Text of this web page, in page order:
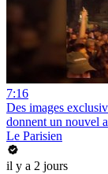
7:16
Des images
donnent un nouvel
Le Parisien
il y a 2 jours